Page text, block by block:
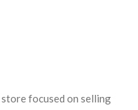
focused on selling